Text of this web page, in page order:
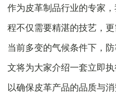
作为皮革制品行业的专家
程不仅需要精湛的技艺，
当前多变的气候条件下，
文将为大家介绍一套立即
以确保皮革产品的品质与消